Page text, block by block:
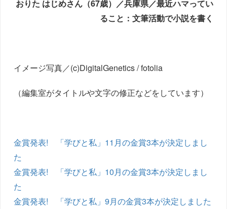
おりた はじめさん（67歳）／兵庫県／最近ハマってい
ること：文筆活動で小説を書く
イメージ写真／(c)DigitalGenetics / fotolia
（編集室がタイトルや文字の修正などをしています）
金賞発表! 「学びと私」11月の金賞3本が決定しまし
た
金賞発表! 「学びと私」10月の金賞3本が決定しまし
た
金賞発表! 「学びと私」9月の金賞3本が決定しました